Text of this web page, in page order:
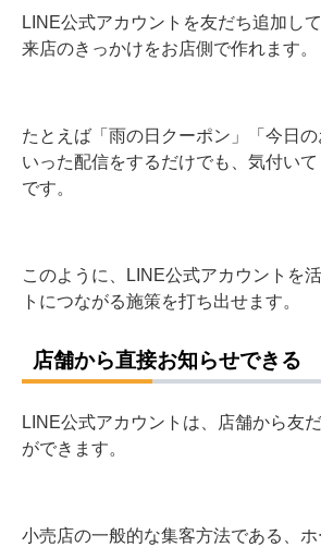
LINE公式アカウントを友だち追加し
来店のきっかけをお店側で作れます。
たとえば「雨の日クーポン」「今日
いった配信をするだけでも、気付い
です。
このように、LINE公式アカウントを
トにつながる施策を打ち出せます。
店舗から直接お知らせできる
LINE公式アカウントは、店舗から友
ができます。
小売店の一般的な集客方法である、